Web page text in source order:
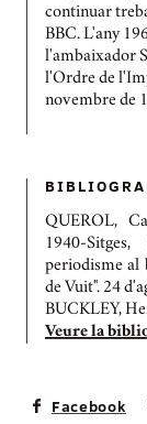
continuar
BBC. L'any
l'ambaixador
l'Ordre de
novembre de
QUEROL,
1940-
periodisme al
de Vuit". 24
BUCKLEY,
Veure la
Facebook